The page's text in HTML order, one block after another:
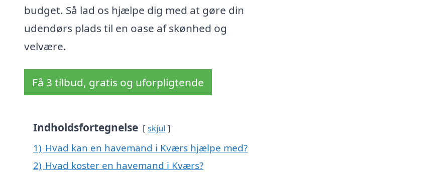
budget. Så lad os hjælpe dig med at gøre din
udendørs plads til en oase af skønhed og
velvære.
Få 3 tilbud, gratis og uforpligtende
Indholdsfortegnelse skjul
1) Hvad kan en havemand i Kværs hjælpe med?
2) Hvad koster en havemand i Kværs?